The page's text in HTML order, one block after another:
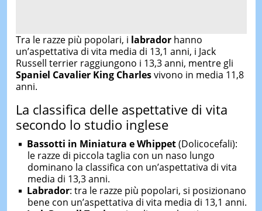
Tra le razze più popolari, i labradorhanno
un’aspettativa di vita media di 13,1 anni, i Jack
Russell terrier raggiungono i 13,3 anni, mentre gli
Spaniel Cavalier King Charlesvivono in media 11,8
anni.
La classifica delle aspettative di vita
secondo lo studio inglese
Bassotti in Miniatura e Whippet(Dolicocefali):
le razze di piccola taglia con un naso lungo
dominano la classifica con un’aspettativa di vita
media di 13,3 anni.
Labrador: tra le razze più popolari, si posizionano
bene con un’aspettativa di vita media di 13,1 anni.